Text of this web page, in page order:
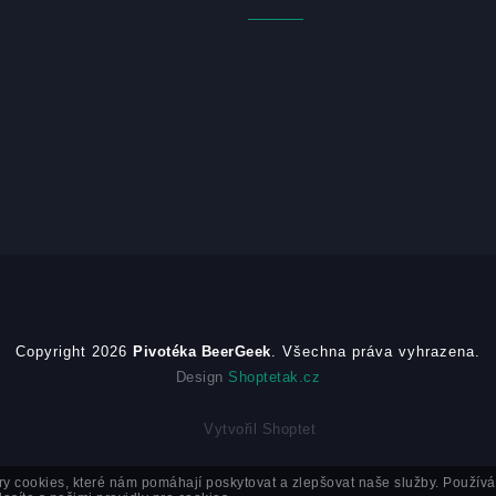
cookies, které nám pomáhají poskytovat a zlepšovat naše služby.
Copyright 2026Pivotéka BeerGeek . Všechna práva vyhrazena.
Design Shoptetak.cz
Vytvořil Shoptet